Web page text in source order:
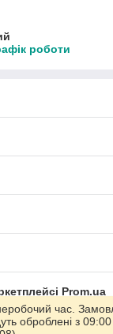
роботи
Prom.ua
час.
оброблені з